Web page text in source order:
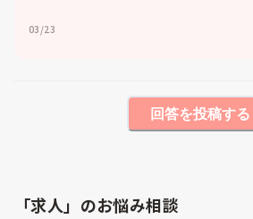
03/23
回答を投稿する
「求人」のお悩み相談